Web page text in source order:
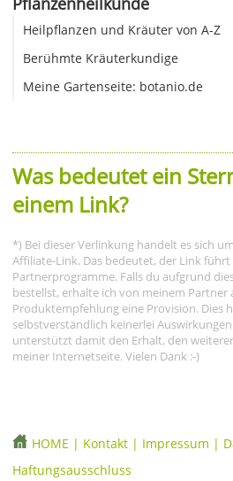
Heilpflanzen und Kräuter von A-Z
Berühmte Kräuterkundige
Meine Gartenseite: botanio.de
Was bedeutet ein
einem Link?
*) Bei dieser Verlinkung handelt es sich
Affiliate-Link. Das bedeutet, der Link
Partnerprogramme. Falls du aufgrund
bestellst, erhalte ich von meinem Partner
Produktempfehlung eine Provision. Dies
selbstverständlich keinerlei
unterstützt damit den Erhalt, den
meiner Internetseite. Vielen Dank :-)
HOME | Kontakt | Impressum |
Haftungsausschluss